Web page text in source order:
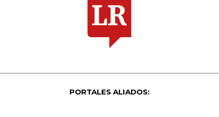
PORTALES ALIADOS: